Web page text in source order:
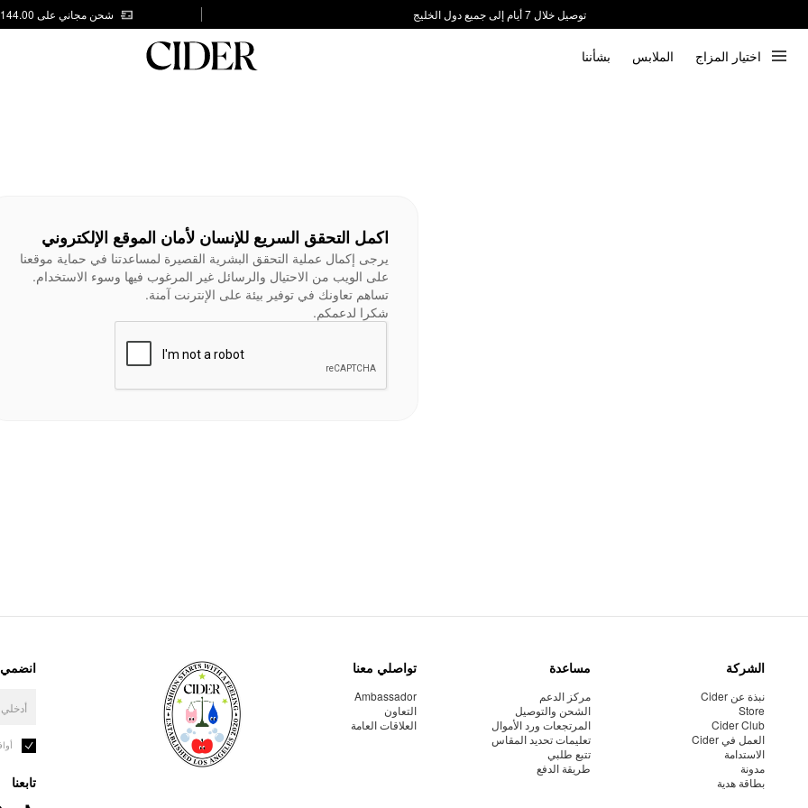
توصيل خلال 7 أيام إلى جميع دول الخليج
شحن مجاني على AED 144.00
اختيار المزاج الملابس بشأننا
اكمل التحقق السريع للإنسان لأمان الموقع الإلكتروني
يرجى إكمال عملية التحقق البشرية القصيرة لمساعدتنا في حماية موقعنا
على الويب من الاحتيال والرسائل غير المرغوب فيها وسوء الاستخدام.
تساهم تعاونك في توفير بيئة على الإنترنت آمنة.
شكرا لدعمكم.
الشركة
نبذة عن Cider
Store
Cider Club
العمل في Cider
الاستدامة
مدونة
بطاقة هدية
مساعدة
مركز الدعم
الشحن والتوصيل
المرتجعات ورد الأموال
تعليمات تحديد المقاس
تتبع طلبي
طريقة الدفع
تواصلي معنا
Ambassador
التعاون
العلاقات العامة
انضمي
تابعنا